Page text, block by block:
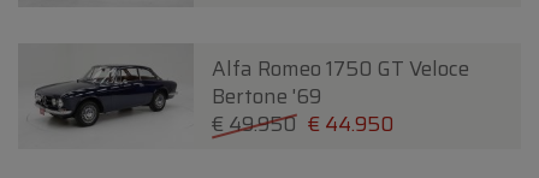
Alfa Romeo 1750 GT Veloce
Bertone '69
€ 49.950 € 44.950